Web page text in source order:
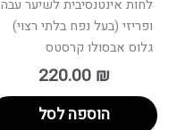
לחות אינטנסיבית לשיער עבה
ופריזי (בעל נפח בלתי רצוי)
גלוס אבסולו קרסטס
220.00 ₪
הוספה לסל